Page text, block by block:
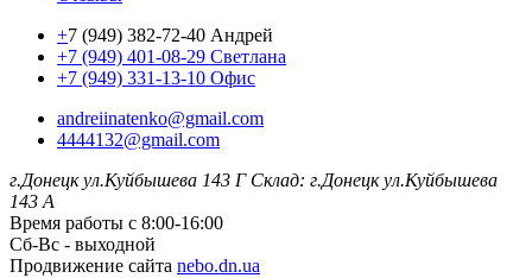
+7 (949) 382-72-40 Андрей
+7 (949) 401-08-29 Светлана
+7 (949) 331-13-10 Офис
andreiinatenko@gmail.com
4444132@gmail.com
г.Донецк ул.Куйбышева 143 Г Склад: г.Донецк ул.Куйбышева
143 А
Время работы с 8:00-16:00
Сб-Вс - выходной
Продвижение сайта nebo.dn.ua